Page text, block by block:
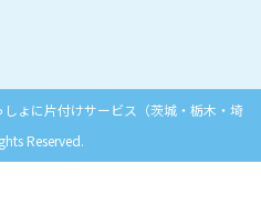
ょに片付けサービス（茨城・栃木・埼
Reserved.